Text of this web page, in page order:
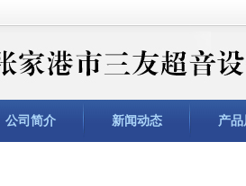
公司简介 新闻动态 产